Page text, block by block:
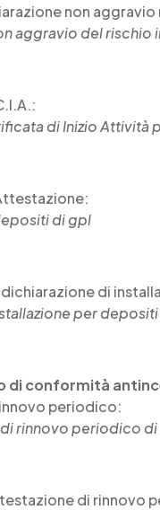
non aggravio
aggravio del rischio
di Inizio Attività
di gpl
di
per
di conformità
periodico:
rinnovo periodico
di rinnovo